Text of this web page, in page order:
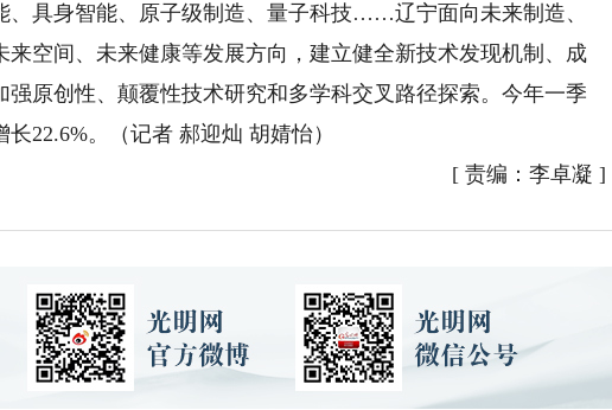
具身智能、原子级制造、量子科技……辽宁面向未来制造、
空间、未来健康等发展方向，建立健全新技术发现机制、成
原创性、颠覆性技术研究和多学科交叉路径探索。今年一季
22.6%。（记者 郝迎灿 胡婧怡）
[ 责编：李卓凝 ]